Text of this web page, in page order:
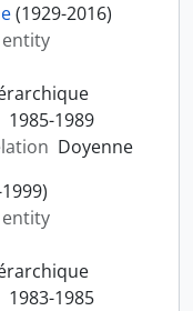
(1929-2016)
1985-1989
Doyenne
1983-1985